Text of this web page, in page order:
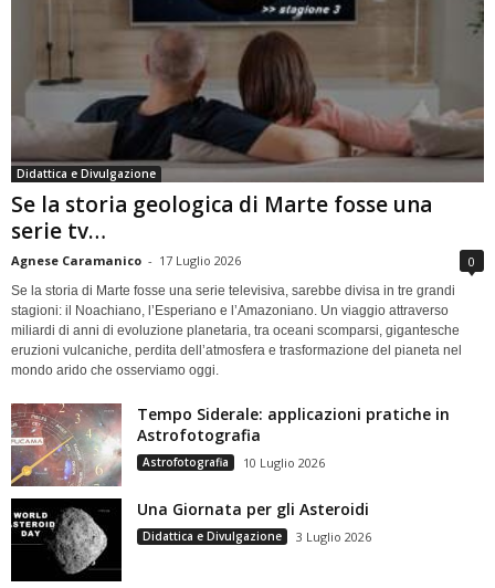
Didattica e Divulgazione
Se la storia geologica di Marte fosse una
serie tv…
Agnese Caramanico - 17 Luglio 2026 0
Se la storia di Marte fosse una serie televisiva, sarebbe divisa in tre grandi
stagioni: il Noachiano, l’Esperiano e l’Amazoniano. Un viaggio attraverso
miliardi di anni di evoluzione planetaria, tra oceani scomparsi, gigantesche
eruzioni vulcaniche, perdita dell’atmosfera e trasformazione del pianeta nel
mondo arido che osserviamo oggi.
Tempo Siderale: applicazioni pratiche in
Astrofotografia
Astrofotografia 10 Luglio 2026
Una Giornata per gli Asteroidi
Didattica e Divulgazione 3 Luglio 2026